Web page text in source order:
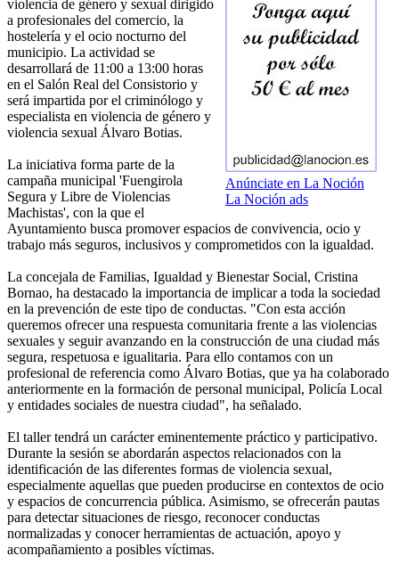
Anúnciate en La Noción
La Noción ads
violencia de género y sexual dirigido
a profesionales del comercio, la
hostelería y el ocio nocturno del
municipio. La actividad se
desarrollará de 11:00 a 13:00 horas
en el Salón Real del Consistorio y
será impartida por el criminólogo y
especialista en violencia de género y
violencia sexual Álvaro Botias.
La iniciativa forma parte de la
campaña municipal 'Fuengirola
Segura y Libre de Violencias
Machistas', con la que el
Ayuntamiento busca promover espacios de convivencia, ocio y
trabajo más seguros, inclusivos y comprometidos con la igualdad.
La concejala de Familias, Igualdad y Bienestar Social, Cristina
Bornao, ha destacado la importancia de implicar a toda la sociedad
en la prevención de este tipo de conductas. "Con esta acción
queremos ofrecer una respuesta comunitaria frente a las violencias
sexuales y seguir avanzando en la construcción de una ciudad más
segura, respetuosa e igualitaria. Para ello contamos con un
profesional de referencia como Álvaro Botias, que ya ha colaborado
anteriormente en la formación de personal municipal, Policía Local
y entidades sociales de nuestra ciudad", ha señalado.
El taller tendrá un carácter eminentemente práctico y participativo.
Durante la sesión se abordarán aspectos relacionados con la
identificación de las diferentes formas de violencia sexual,
especialmente aquellas que pueden producirse en contextos de ocio
y espacios de concurrencia pública. Asimismo, se ofrecerán pautas
para detectar situaciones de riesgo, reconocer conductas
normalizadas y conocer herramientas de actuación, apoyo y
acompañamiento a posibles víctimas.